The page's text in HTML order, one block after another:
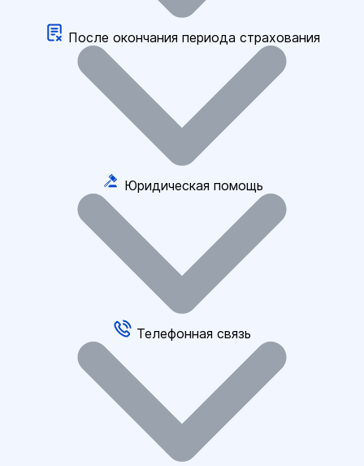
После окончания периода страхования
Юридическая помощь
Телефонная связь